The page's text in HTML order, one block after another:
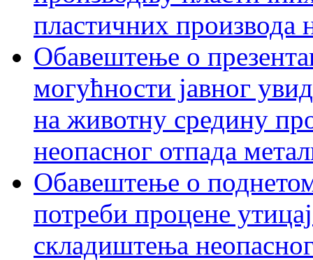
пластичних производа
Обавештење о
могућности јавног
на животну средину
неопасног отпада
Обавештење о
потреби процене
складиштења